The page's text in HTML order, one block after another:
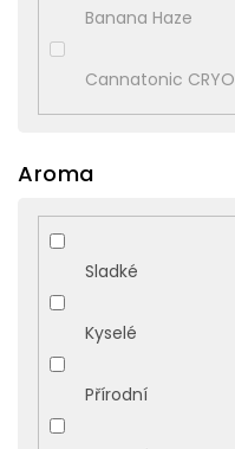
Banana Haze
Cannatonic CRYO
Aroma
Sladké
Kyselé
Přírodní